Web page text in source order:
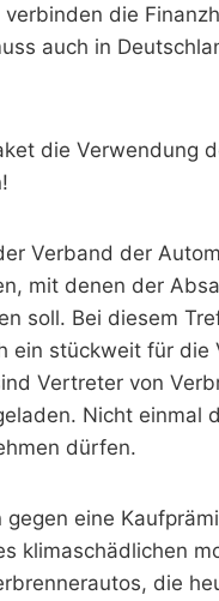
die
auch in
die Verwendung
Verband der
mit denen der
soll. Bei diesem
ein stückweit für die
Vertreter von
Nicht einmal
dürfen.
eine
klimaschädlichen
die